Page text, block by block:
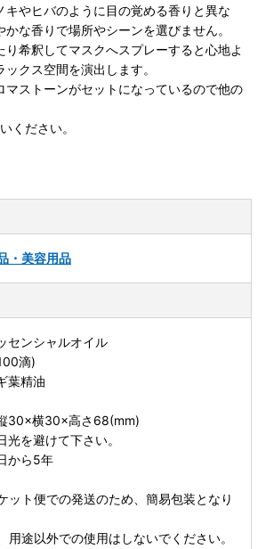
キやヒバのように目の覚める香りと異な
かな香りで場所やシーンを選びません。
り希釈してマスクへスプレーすると心地よ
クス空間を演出します。
マストーンがセットになっているので他の
ください。
・美容用品
センシャルオイル
滴)
葉精油
30×横30×高さ68(mm)
を避けて下さい。
から5年
ット便での発送のため、簡易包装となり
用途以外での使用はしないでください。